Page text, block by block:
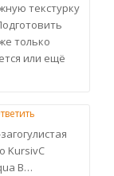
текстурку
только
или ещё
KursivC
B…